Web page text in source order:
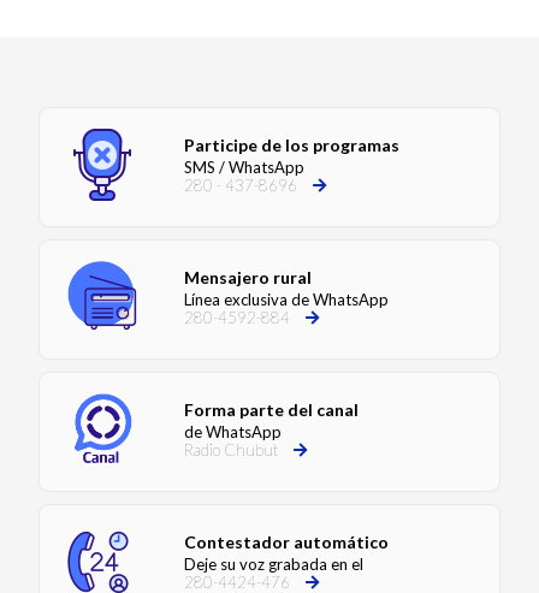
Participe de los programas
SMS / WhatsApp
280 - 437-8696
Mensajero rural
Línea exclusiva de WhatsApp
280-4592-884
Forma parte del canal
de WhatsApp
Radio Chubut
Contestador automático
Deje su voz grabada en el
280-4424-476